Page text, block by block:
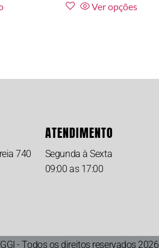
Ver opções
740
ATENDIMENTO
Segunda à Sexta
09:00 as 17:00
- Todos os direitos reservados 2026